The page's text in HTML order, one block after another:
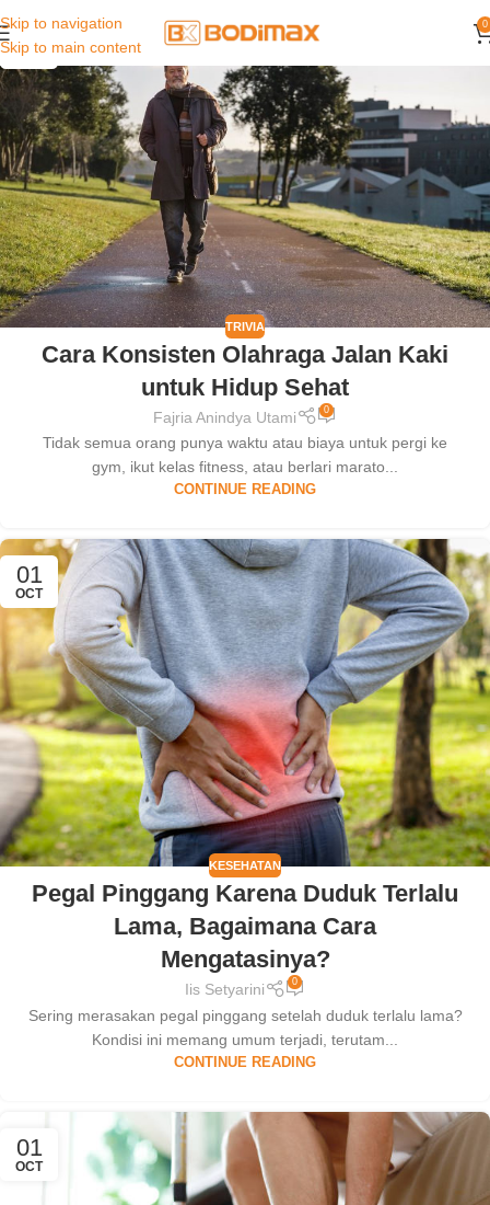
Skip to navigation
Skip to main content
0
01
OCT
TRIVIA
Cara Konsisten Olahraga Jalan Kaki
untuk Hidup Sehat
Fajria Anindya Utami 0
Tidak semua orang punya waktu atau biaya untuk pergi ke
gym, ikut kelas fitness, atau berlari marato...
CONTINUE READING
01
OCT
KESEHATAN
Pegal Pinggang Karena Duduk Terlalu
Lama, Bagaimana Cara
Mengatasinya?
Iis Setyarini 0
Sering merasakan pegal pinggang setelah duduk terlalu lama?
Kondisi ini memang umum terjadi, terutam...
CONTINUE READING
01
OCT